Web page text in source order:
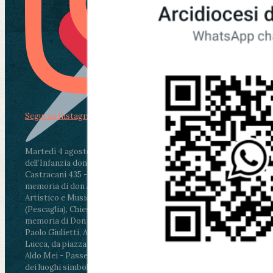
Martedì 4 agosto2026
ore 11:30 - Lucca, Scuola
dell’Infanzia don Aldo Mei - Viale Castruccio
Castracani 435 - Inaugurazione murales in
memoria di don Aldo Mei curato dal Liceo
Artistico e Musicale “Passaglia”
ore 18 - Fiano
(Pescaglia), Chiesa parrocchiale - Messa in
memoria di Don Aldo Mei celebrata da mons.
Paolo Giulietti, Arcivescovo di Lucca
ore 20.30 -
Lucca, da piazza San Michele al Cippo di don
Aldo Mei - Passeggiata della Memoria in alcuni
dei luoghi simbolo della città. Ritrovo alle ore
Segui su Instagram